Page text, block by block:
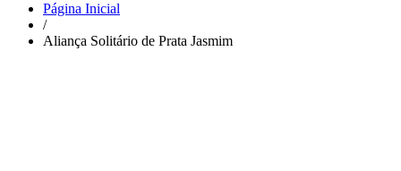
Página Inicial
/
Aliança Solitário de Prata Jasmim